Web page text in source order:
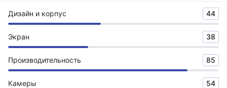
Дизайн и корпус 44
Экран 38
Производительность 85
Камеры 54